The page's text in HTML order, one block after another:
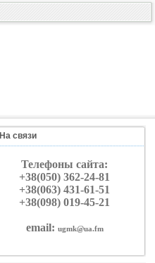
На связи
Телефоны сайта:
+38(050) 362-24-81
+38(063) 431-61-51
+38(098) 019-45-21
email: ugmk@ua.fm